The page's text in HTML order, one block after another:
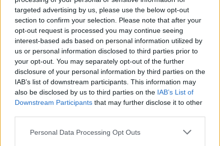
targeted advertising by us, please use the below opt-out
section to confirm your selection. Please note that after your
opt-out request is processed you may continue seeing
interest-based ads based on personal information utilized by
us or personal information disclosed to third parties prior to
your opt-out. You may separately opt-out of the further
disclosure of your personal information by third parties on the
IAB’s list of downstream participants. This information may
also be disclosed by us to third parties on the IAB’s List of
Downstream Participants that may further disclose it to other
Personal Data Processing Opt Outs
bodo odstranjeni. Pravila komentiranja →
Failed to fetch
Prihajajoči dogodki
AVG
7
Pesem kita grbavca
18:00
7
Smrt Robina Hooda
20:30
AVG
Aktivne poletne počitnice z ustvarjalci Studia